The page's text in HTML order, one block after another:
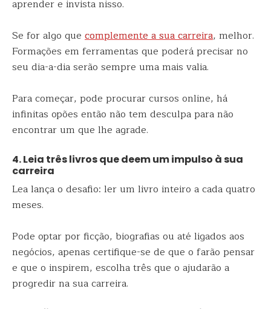
aprender e invista nisso.
Se for algo que complemente a sua carreira, melhor.
Formações em ferramentas que poderá precisar no
seu dia-a-dia serão sempre uma mais valia.
Para começar, pode procurar cursos online, há
infinitas opões então não tem desculpa para não
encontrar um que lhe agrade.
4. Leia três livros que deem um impulso à sua
carreira
Lea lança o desafio: ler um livro inteiro a cada quatro
meses.
Pode optar por ficção, biografias ou até ligados aos
negócios, apenas certifique-se de que o farão pensar
e que o inspirem, escolha três que o ajudarão a
progredir na sua carreira.